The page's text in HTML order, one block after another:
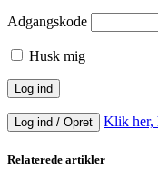
Adgangskode
Husk mig
Log ind / Opret Klik her,
Relaterede artikler